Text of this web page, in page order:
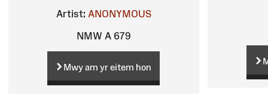
Artist: ANONYMOUS
NMW A 679
Mwy am yr eitem hon